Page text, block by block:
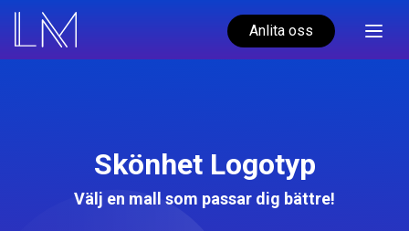
Anlita oss
Skönhet Logotyp
Välj en mall som passar dig bättre!